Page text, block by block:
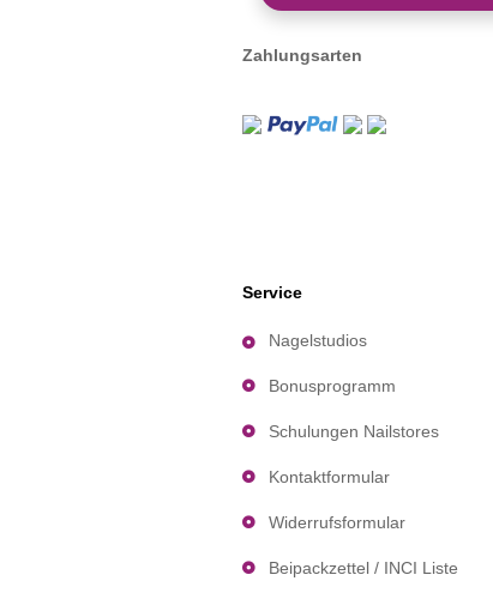
Zahlungsarten
Service
Nagelstudios
Bonusprogramm
Schulungen Nailstores
Kontaktformular
Widerrufsformular
Beipackzettel / INCI Liste